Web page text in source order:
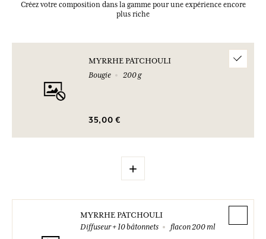
Créez votre composition dans la gamme pour une expérience encore
plus riche
MYRRHE PATCHOULI
Bougie
200 g
35,00 €
+
MYRRHE PATCHOULI
Diffuseur + 10 bâtonnets
flacon 200 ml